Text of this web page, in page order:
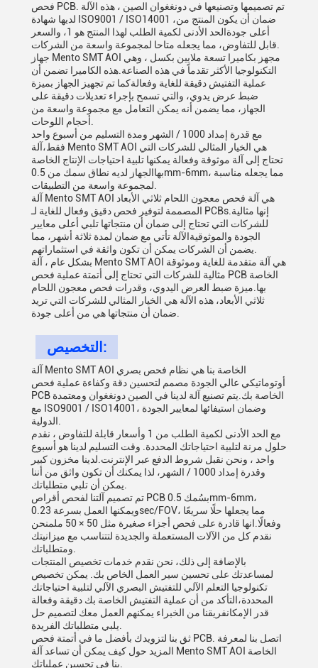
فحص PCB. تم تصميمها وتصنيعها في دونغغوان الصين ، هذه الآلة
لديها شهادة ISO9001 / ISO14001 ،ضمان أن يكون المنتج من
أعلى جودةالحد الأدنى لكمية الطلب لهذا المنتج هو 1، والسعر
جهاز Mento SMT AOI مجهز بكاميرا تسعة ملايين بكسل ، وهي
التكنولوجيا الأكثر تقدماً في هذه الصناعة.هذه الكاميرا تضمن أن
عملية التفتيش دقيقة للغاية وفعالةكما تم تجهيز الجهاز بميزة
ضبط عرض يدوي، والتي تسمح بإجراء تعديلات دقيقة على
الجهاز، مما يضمن أنه يمكن التعامل مع مجموعة واسعة من
مع قدرة إمداد 1000 / الشهر ومدة التسليم من أسبوع واحد
فقط،آلة Mento SMT AOI هي الخيار المثالي للشركات التي
تحتاج إلى آلة موثوقة وفعالة يمكنها تلبية احتياجات الإنتاج الخاصة
بهاالجهاز لديه نطاق سمك من 0.5mm-6mm، مما يجعله مناسبة
آلة Mento SMT AOI هي آلة فحص معجون اللحام ثلاثي الأبعاد
المصممة لتوفير فحص دقيق وفعال للغاية لـ PCBs.إنها مثالية
للشركات التي تحتاج إلى ضمان أن منتجاتها تلبي أعلى معايير
الجودة والموثوقيةالآلة تأتي مع ضمان لمدة ثلاثة أشهر، مما
بشكل عام ، آلة Mento SMT AOI هي آلة متقدمة للغاية وموثوقة
مثالية للشركات التي تحتاج إلى أتمتة عملية فحص PCB الخاصة
بها.ميزة ضبط العرض اليدوي، وقدرات فحص معجون اللحام
ثلاثي الأبعاد، هذه الآلة هي الخيار المثالي للشركات التي تريد
التخصيص:
آلة Mento SMT AOI الخاصة بنا هي نظام فحص بصري
أوتوماتيكي عالي الجودة مصمم لتحسين دقة وكفاءة عملية فحص
PCB الخاصة بك.يتم تصنيع آلة لدينا في الصين دونغغوان ومعتمدة
مع ISO9001 / ISO14001، وضمان استيفائها لمعايير الجودة
مع الحد الأدنى لكمية الطلب من 1 وأسعار قابلة للتفاوض ، نقدم
حلول مرنة لتلبية احتياجاتك المحددة. وقت التسليم لدينا هو أسبوع
واحد ، ونحن نقبل شروط الدفع عبر الإنترنت.لدينا مخزون كبير
وقدرة إمداد 1000 / الشهر، لذا يمكنك أن تكون واثق من أننا
تم تصميم آلتنا لفحص أقراص PCB بسُمك 0.5mm-6mm،
ويمكنها العمل بسرعة 0.23sec/FOV، مما يجعلها حلًا سريعًا
وفعالًا.انها قادرة على فحص أجزاء صغيرة مثل 50 × 50 ملمنحن
نقدم كل من الآلات المستعملة والجديدة لتتناسب مع ميزانيتك
بالإضافة إلى ذلك، نحن نقدم خدمات تخصيص المنتجات
لمساعدتك على تحسين سير العمل الخاص بك. يمكن تخصيص
تكنولوجيا التعلم الآلي للتفتيش البصري الآلي لتلبية احتياجاتك
المحددة،التأكد من أن عملية التفتيش الخاصة بك دقيقة وفعالة
قدر الإمكانفريقنا من الخبراء يمكنهم العمل معك لتصميم حل
ثق بنا لتزويدك بأفضل ما في أتمتة فحص PCB. اتصل بنا لمعرفة
المزيد حول كيف يمكن أن تساعد آلة Mento SMT AOI الخاصة